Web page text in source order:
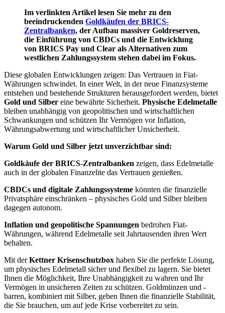
Im verlinkten Artikel lesen Sie mehr zu den
beeindruckenden Goldkäufen der BRICS-
Zentralbanken, der Aufbau massiver Goldreserven,
die Einführung von CBDCs und die Entwicklung
von BRICS Pay und Clear als Alternativen zum
westlichen Zahlungssystem stehen dabei im Fokus.
Diese globalen Entwicklungen zeigen: Das Vertrauen in Fiat-
Währungen schwindet. In einer Welt, in der neue Finanzsysteme
entstehen und bestehende Strukturen herausgefordert werden, bietet
Gold und Silber eine bewährte Sicherheit. Physische Edelmetalle
bleiben unabhängig von geopolitischen und wirtschaftlichen
Schwankungen und schützen Ihr Vermögen vor Inflation,
Währungsabwertung und wirtschaftlicher Unsicherheit.
Warum Gold und Silber jetzt unverzichtbar sind:
Goldkäufe der BRICS-Zentralbanken zeigen, dass Edelmetalle
auch in der globalen Finanzelite das Vertrauen genießen.
CBDCs und digitale Zahlungssysteme könnten die finanzielle
Privatsphäre einschränken – physisches Gold und Silber bleiben
dagegen autonom.
Inflation und geopolitische Spannungen bedrohen Fiat-
Währungen, während Edelmetalle seit Jahrtausenden ihren Wert
behalten.
Mit derKettner Krisenschutzbox haben Sie die perfekte Lösung,
um physisches Edelmetall sicher und flexibel zu lagern. Sie bietet
Ihnen die Möglichkeit, Ihre Unabhängigkeit zu wahren und Ihr
Vermögen in unsicheren Zeiten zu schützen. Goldmünzen und -
barren, kombiniert mit Silber, geben Ihnen die finanzielle Stabilität,
die Sie brauchen, um auf jede Krise vorbereitet zu sein.